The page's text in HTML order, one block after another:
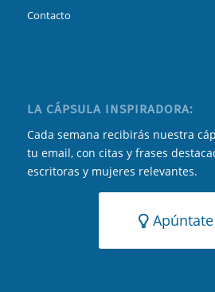
Contacto
LA CÁPSULA INSPIRADORA:
Cada semana recibirás nuestra
tu email, con citas y frases
escritoras y mujeres relevantes.
Apúntate